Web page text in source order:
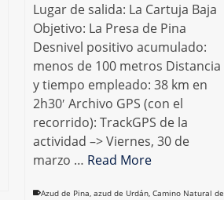
Lugar de salida: La Cartuja Baja
Objetivo: La Presa de Pina
Desnivel positivo acumulado:
menos de 100 metros Distancia
y tiempo empleado: 38 km en
2h30′ Archivo GPS (con el
recorrido): TrackGPS de la
actividad –> Viernes, 30 de
marzo … Read More
Azud de Pina, azud de Urdán, Camino Natural de